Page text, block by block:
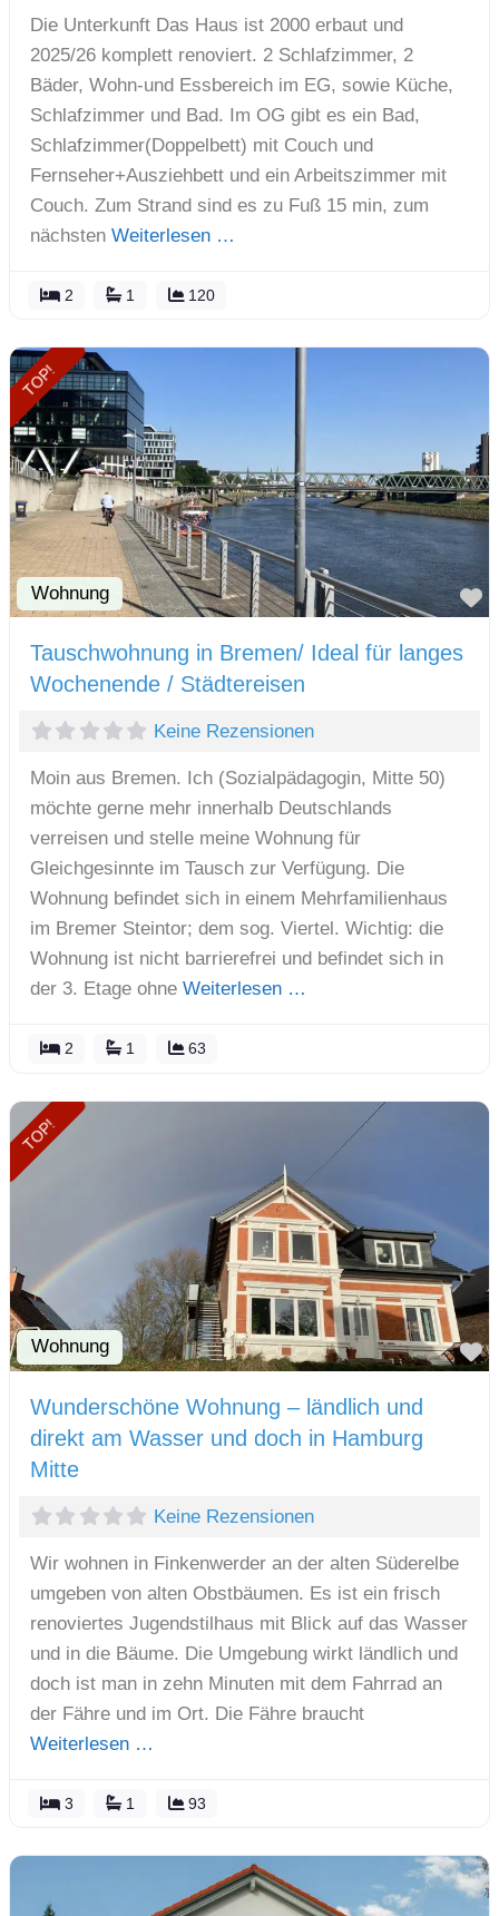
Die Unterkunft Das Haus ist 2000 erbaut und
2025/26 komplett renoviert. 2 Schlafzimmer, 2
Bäder, Wohn-und Essbereich im EG, sowie Küche,
Schlafzimmer und Bad. Im OG gibt es ein Bad,
Schlafzimmer(Doppelbett) mit Couch und
Fernseher+Ausziehbett und ein Arbeitszimmer mit
Couch. Zum Strand sind es zu Fuß 15 min, zum
nächsten Weiterlesen …
2 1 120
TOP!
Wohnung
Tauschwohnung in Bremen/ Ideal für langes
Wochenende / Städtereisen
Keine Rezensionen
Moin aus Bremen. Ich (Sozialpädagogin, Mitte 50)
möchte gerne mehr innerhalb Deutschlands
verreisen und stelle meine Wohnung für
Gleichgesinnte im Tausch zur Verfügung. Die
Wohnung befindet sich in einem Mehrfamilienhaus
im Bremer Steintor; dem sog. Viertel. Wichtig: die
Wohnung ist nicht barrierefrei und befindet sich in
der 3. Etage ohne Weiterlesen …
2 1 63
TOP!
Wohnung
Wunderschöne Wohnung – ländlich und
direkt am Wasser und doch in Hamburg
Mitte
Keine Rezensionen
Wir wohnen in Finkenwerder an der alten Süderelbe
umgeben von alten Obstbäumen. Es ist ein frisch
renoviertes Jugendstilhaus mit Blick auf das Wasser
und in die Bäume. Die Umgebung wirkt ländlich und
doch ist man in zehn Minuten mit dem Fahrrad an
der Fähre und im Ort. Die Fähre braucht
Weiterlesen …
3 1 93